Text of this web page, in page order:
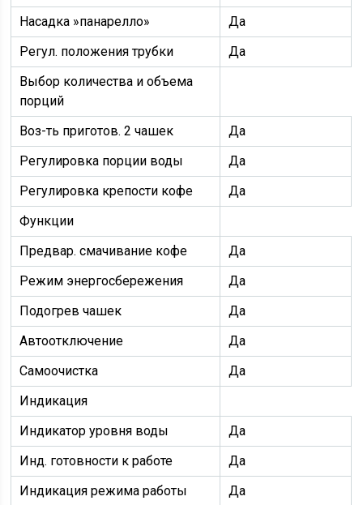
Насадка »панарелло»
Да
Регул. положения трубки
Да
Выбор количества и объема
порций
Воз-ть приготов. 2 чашек
Да
Регулировка порции воды
Да
Регулировка крепости кофе
Да
Функции
Предвар. смачивание кофе
Да
Режим энергосбережения
Да
Подогрев чашек
Да
Автоотключение
Да
Самоочистка
Да
Индикация
Индикатор уровня воды
Да
Инд. готовности к работе
Да
Индикация режима работы
Да